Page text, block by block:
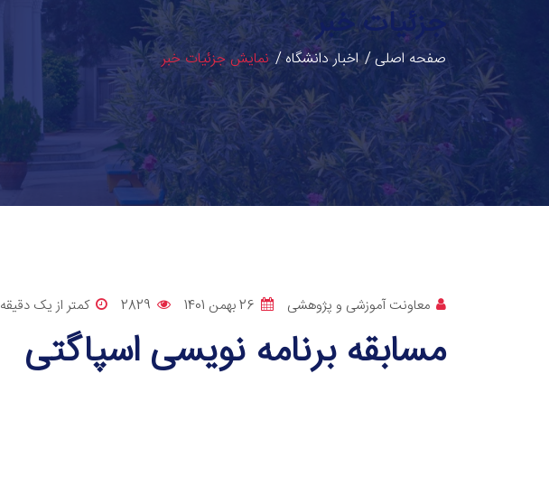
جزئیات خبر
صفحه اصلی اخبار دانشگاه نمایش جزئیات خبر
معاونت آموزشی و پژوهشی 26 بهمن 1401 2829 کمتر از یک دقیقه
مسابقه برنامه نویسی اسپاگتی